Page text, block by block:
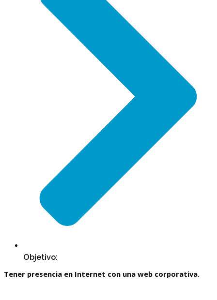
Objetivo:
Tener presencia en Internet con una web corporativa.